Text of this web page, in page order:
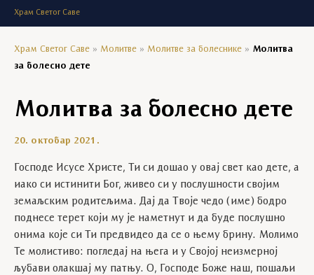
Храм Светог Саве
Храм Светог Саве » Молитве » Молитве за болеснике » Молитва
за болесно дете
Молитва за болесно дете
20. октобар 2021.
Господе Исусе Христе, Ти си дошао у овај свет као дете, а
иако си истинити Бог, живео си у послушности својим
земаљским родитељима. Дај да Твоје чедо (име) бодро
поднесе терет који му је наметнут и да буде послушно
онима које си Ти предвидео да се о њему брину. Молимо
Те молистиво: погледај на њега и у Својој неизмерној
љубави олакшај му патњу. О, Господе Боже наш, пошаљи